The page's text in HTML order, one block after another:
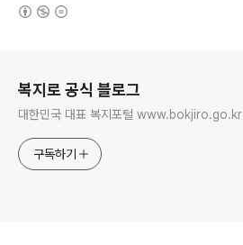
복지로 공식 블로그
대한민국 대표 복지포털 www.bokjiro.go.kr
구독하기